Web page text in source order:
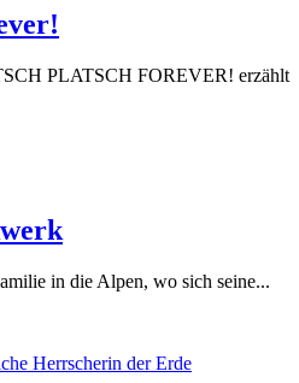
PLATSCH FOREVER! erzählt
in die Alpen, wo sich seine...